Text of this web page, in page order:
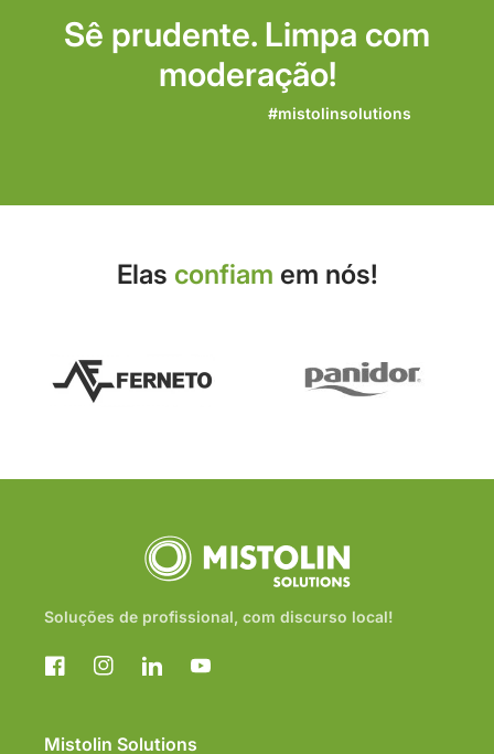
Sê prudente. Limpa com
moderação!
#mistolinsolutions
Elas confiam em nós!
Soluções de profissional, com discurso local!
FacebookInstagramTranslationYouTube
Mistolin Solutions